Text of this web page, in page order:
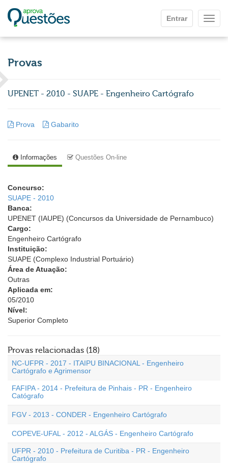
Entrar
Provas
UPENET - 2010 - SUAPE - Engenheiro Cartógrafo
Prova Gabarito
Informações Questões On-line
Concurso:
SUAPE - 2010
Banca:
UPENET (IAUPE) (Concursos da Universidade de Pernambuco)
Cargo:
Engenheiro Cartógrafo
Instituição:
SUAPE (Complexo Industrial Portuário)
Área de Atuação:
Outras
Aplicada em:
05/2010
Nível:
Superior Completo
Provas relacionadas (18)
NC-UFPR - 2017 - ITAIPU BINACIONAL - Engenheiro
Cartógrafo e Agrimensor
FAFIPA - 2014 - Prefeitura de Pinhais - PR - Engenheiro
Catógrafo
FGV - 2013 - CONDER - Engenheiro Cartógrafo
COPEVE-UFAL - 2012 - ALGÁS - Engenheiro Cartógrafo
UFPR - 2010 - Prefeitura de Curitiba - PR - Engenheiro
Cartógrafo